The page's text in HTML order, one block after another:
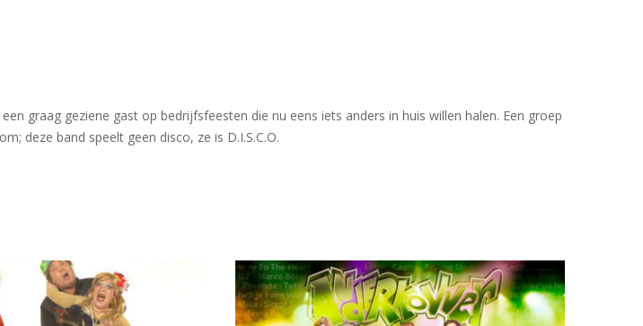
graag geziene gast op bedrijfsfeesten die nu eens iets anders in huis willen halen. Een groep
deze band speelt geen disco, ze is D.I.S.C.O.